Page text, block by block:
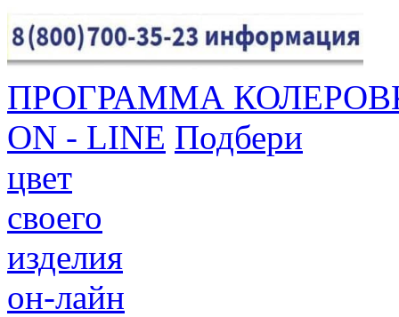
ПРОГРАММА
ON - LINE Подбери
цвет
своего
изделия
он-лайн